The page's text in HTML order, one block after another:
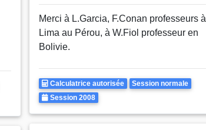
Merci à L.Garcia, F.Conan professeurs à
Lima au Pérou, à W.Fiol professeur en
Bolivie.
Calculatrice
Autorisee
Calculatrice autorisée Rattrapages
Session normale
Annee
Session 2008